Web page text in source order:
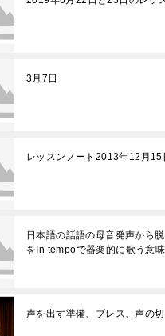
3月7日
レッスンノート2013年12月15
日本語の話語の母音発声から
をIn tempoで器楽的に歌う意味
声を出す準備、ブレス、声の切